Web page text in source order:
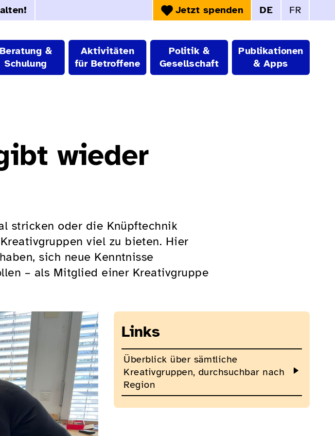
Jetzt spenden Sprachwahl:
DE FR
Beratung &
Schulung
Aktivitäten
für Betroffene
Politik &
Gesellschaft
Publikationen
& Apps
wieder
stricken oder die Knüpftechnik
viel zu bieten. Hier
sich neue Kenntnisse
– als Mitglied einer Kreativgruppe
Links
Überblick über sämtliche
Kreativgruppen, durchsuchbar nach
Region